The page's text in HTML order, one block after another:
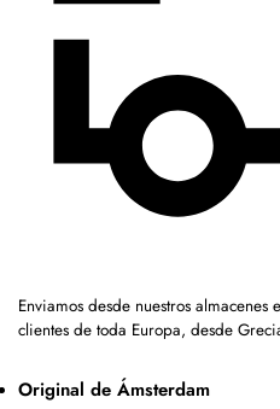
Enviamos desde nuestros
clientes de toda Europa, desde
Original de Ámsterdam